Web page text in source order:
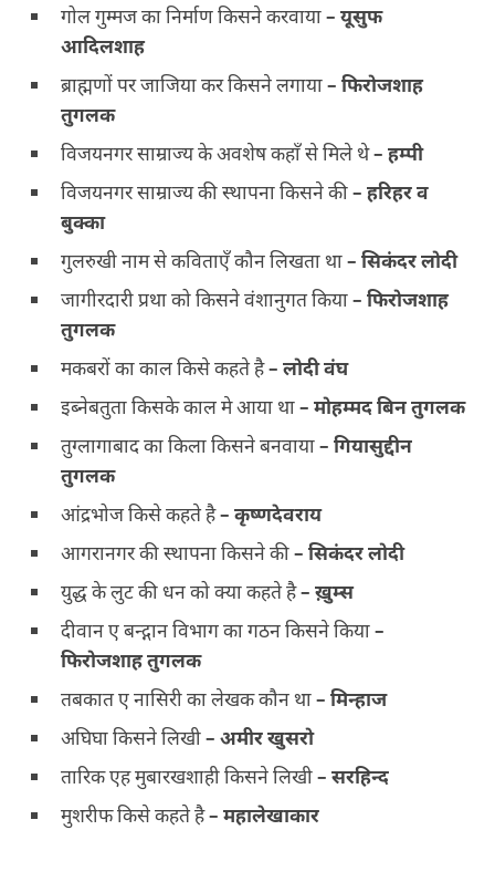
गोल गुम्मज का निर्माण किसने करवाया– यूसुफ
आदिलशाह
ब्राह्मणों पर जाजिया कर किसने लगाया– फिरोजशाह
तुगलक
विजयनगर साम्राज्य के अवशेष कहाँ से मिले थे– हम्पी
विजयनगर साम्राज्य की स्थापना किसने की– हरिहर व
बुक्का
गुलरुखी नाम से कविताएँ कौन लिखता था– सिकंदर लोदी
जागीरदारी प्रथा को किसने वंशानुगत किया– फिरोजशाह
तुगलक
मकबरों का काल किसे कहते है– लोदी वंघ
इब्नेबतुता किसके काल मे आया था– मोहम्मद बिन तुगलक
तुग्लागाबाद का किला किसने बनवाया– गियासुद्दीन
तुगलक
आंद्रभोज किसे कहते है– कृष्णदेवराय
आगरानगर की स्थापना किसने की– सिकंदर लोदी
युद्ध के लुट की धन को क्या कहते है– ख़ुम्स
दीवान ए बन्द्गान विभाग का गठन किसने किया–
फिरोजशाह तुगलक
तबकात ए नासिरी का लेखक कौन था– मिन्हाज
अघिघा किसने लिखी– अमीर खुसरो
तारिक एह मुबारखशाही किसने लिखी– सरहिन्द
मुशरीफ किसे कहते है– महालेखाकार